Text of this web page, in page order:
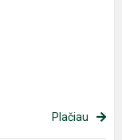
Plačiau